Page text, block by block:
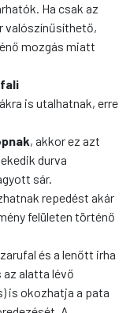
Ha csak az
valószínűsíthető,
mozgás miatt
is utalhatnak, erre
, akkor ez azt
durva
sár.
repedést akár
felületen történő
és a lenőtt irha
az alatta lévő
is okozhatja a pata